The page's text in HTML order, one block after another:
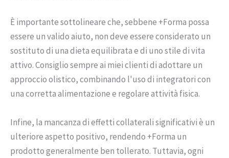
È importante sottolineare che, sebbene +Forma possa
essere un valido aiuto, non deve essere considerato un
sostituto di una dieta equilibrata e di uno stile di vita
attivo. Consiglio sempre ai miei clienti di adottare un
approccio olistico, combinando l'uso di integratori con
una corretta alimentazione e regolare attività fisica.
Infine, la mancanza di effetti collaterali significativi è un
ulteriore aspetto positivo, rendendo +Forma un
prodotto generalmente ben tollerato. Tuttavia, ogni